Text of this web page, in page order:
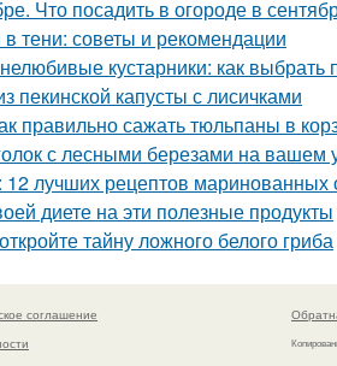
Что посадить в огороде в
тени: советы и рекомендации
кустарники: как выбрать
пекинской капусты с лисичками
правильно сажать тюльпаны в
с лесными березами на вашем
12 лучших рецептов маринованных
диете на эти полезные продукты
тайну ложного белого гриба
соглашение